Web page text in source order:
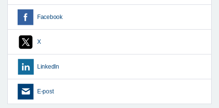
Facebook
X
LinkedIn
E-post